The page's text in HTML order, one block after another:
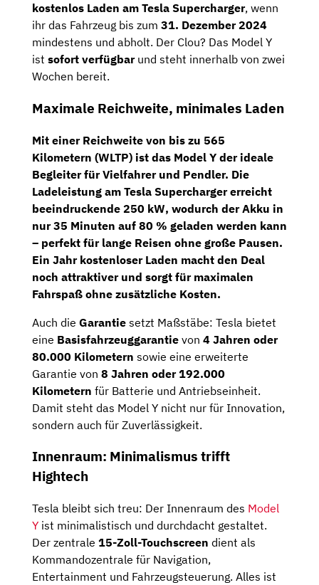
kostenlos Laden am Tesla Supercharger, wenn
ihr das Fahrzeug bis zum 31. Dezember 2024
mindestens und abholt. Der Clou? Das Model Y
ist sofort verfügbarund steht innerhalb von zwei
Wochen bereit.
Maximale Reichweite, minimales Laden
Mit einer Reichweite von bis zu 565
Kilometern (WLTP) ist das Model Y der ideale
Begleiter für Vielfahrer und Pendler. Die
Ladeleistung am Tesla Superchargererreicht
beeindruckende 250 kW, wodurch der Akku in
nur35 Minuten auf 80 % geladen werden kann
– perfekt für lange Reisen ohne große Pausen.
Ein Jahr kostenloser Laden macht den Deal
noch attraktiver und sorgt für maximalen
Fahrspaß ohne zusätzliche Kosten.
Auch die Garantie setzt Maßstäbe: Tesla bietet
eine Basisfahrzeuggarantie von 4 Jahren oder
80.000 Kilometern sowie eine erweiterte
Garantie von 8 Jahren oder 192.000
Kilometern für Batterie und Antriebseinheit.
Damit steht das Model Y nicht nur für Innovation,
sondern auch für Zuverlässigkeit.
Innenraum: Minimalismus trifft
Hightech
Tesla bleibt sich treu: Der Innenraum des Model
Y ist minimalistisch und durchdacht gestaltet.
Der zentrale 15-Zoll-Touchscreen dient als
Kommandozentrale für Navigation,
Entertainment und Fahrzeugsteuerung. Alles ist